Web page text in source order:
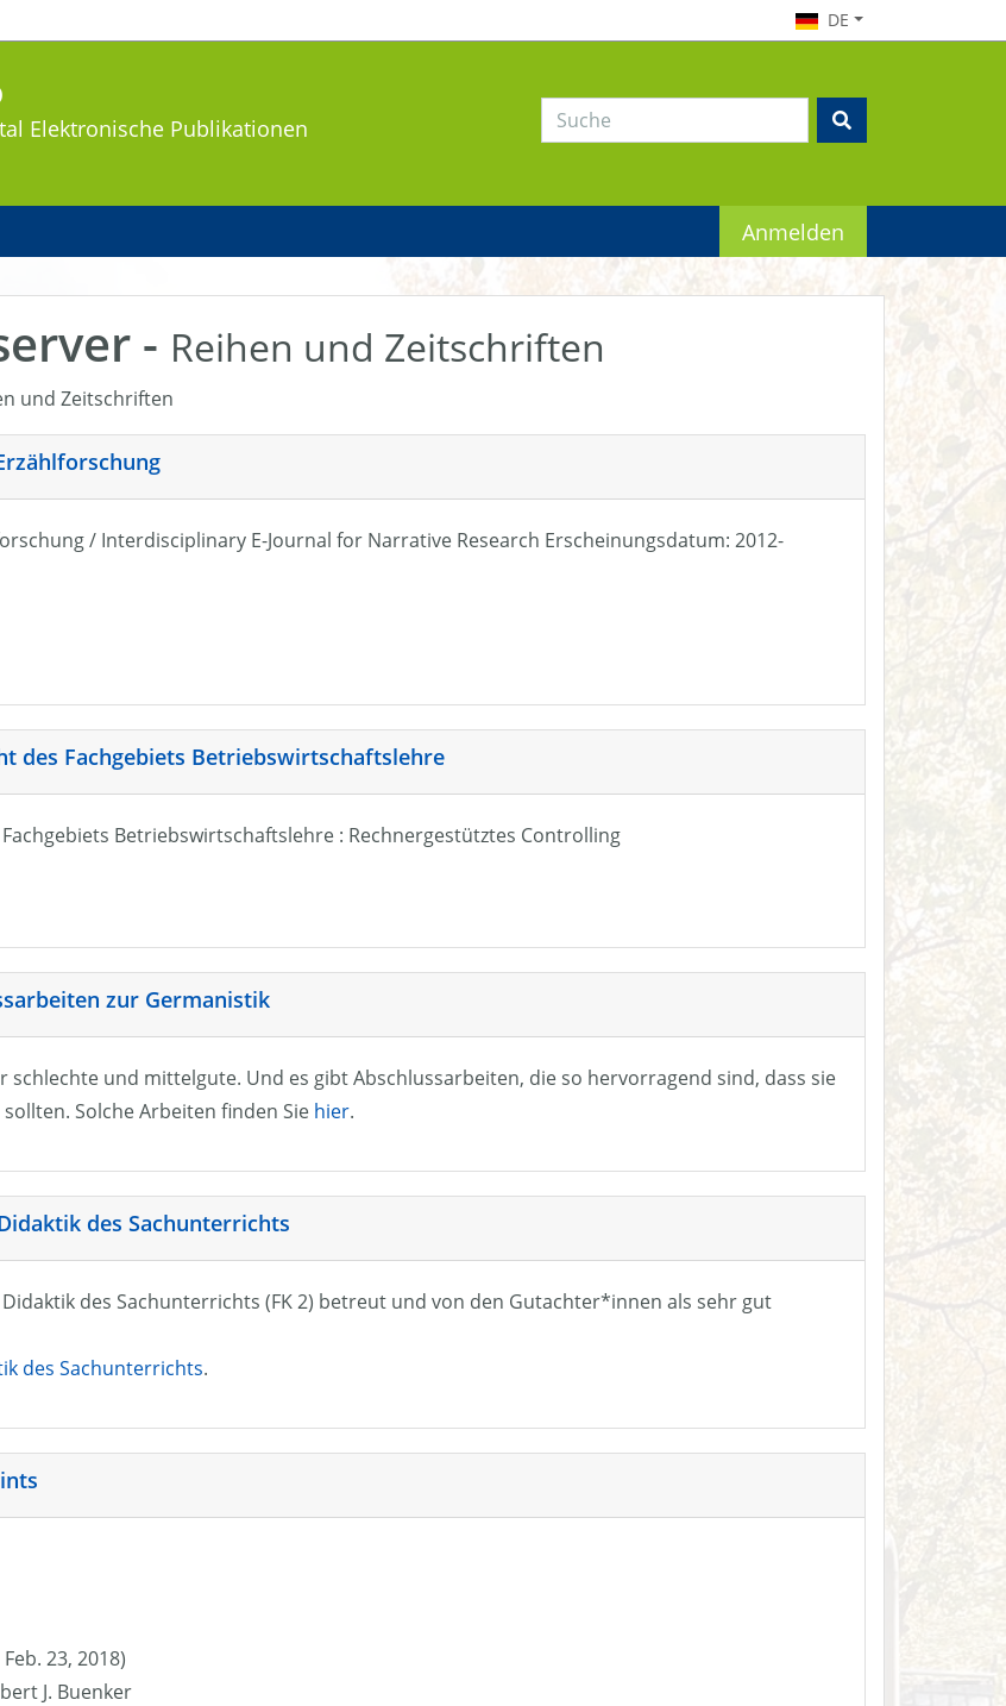
DE
Elektronische Publikationen
Anmelden
- Reihen und Zeitschriften
und Zeitschriften
/ Interdisciplinary E-Journal for Narrative Research Erscheinungsdatum: 2012-
des Fachgebiets Betriebswirtschaftslehre
Betriebswirtschaftslehre : Rechnergestütztes Controlling
zur Germanistik
schlechte und mittelgute. Und es gibt Abschlussarbeiten, die so hervorragend sind, dass sie
Solche Arbeiten finden Sie hier.
des Sachunterrichts
des Sachunterrichts (FK 2) betreut und von den Gutachter*innen als sehr gut
des Sachunterrichts.
23, 2018)
J. Buenker